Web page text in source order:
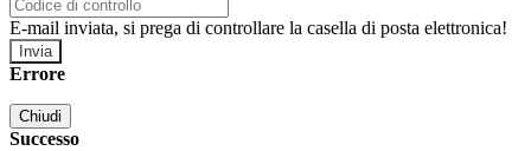
E-mail inviata, si prega di controllare la casella di posta elettronica!
Errore
Chiudi
Successo